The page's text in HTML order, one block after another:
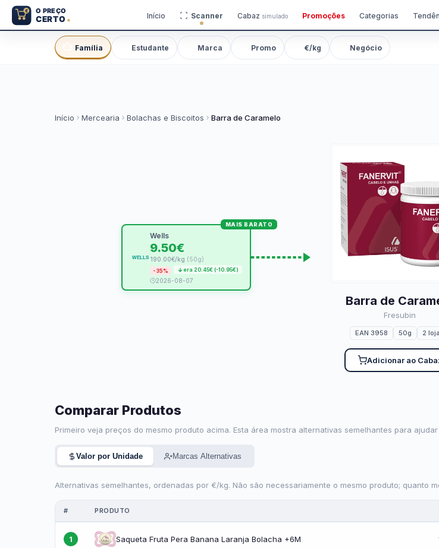
Início Scanner Cabaz simulado Promoções Categorias
Família Estudante Marca Promo €/kg Negócio
Início Mercearia Bolachas e Biscoitos Barra de Caramelo
Wells
9.50€
190.00€/kg (50g)
-35% era 20.45€ (-10.95€)
2026-08-07
MAIS BARATO
Barra de
Fresubin
EAN 3958 50g 2
Adicionar ao
Comparar Produtos
Primeiro veja preços do mesmo produto acima. Esta área mostra alternativas semelhantes para
Valor por Unidade Marcas Alternativas
Alternativas semelhantes, ordenadas por €/kg. Não são necessariamente o mesmo produto; quanto
# PRODUTO
1 Saqueta Fruta Pera Banana Laranja Bolacha +6M